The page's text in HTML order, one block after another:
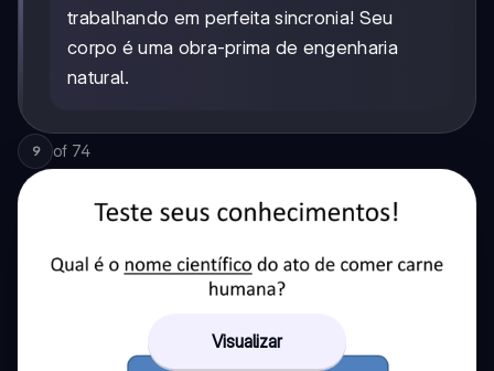
trabalhando em perfeita sincronia! Seu
corpo é uma obra-prima de engenharia
natural.
9 of 74
Visualizar